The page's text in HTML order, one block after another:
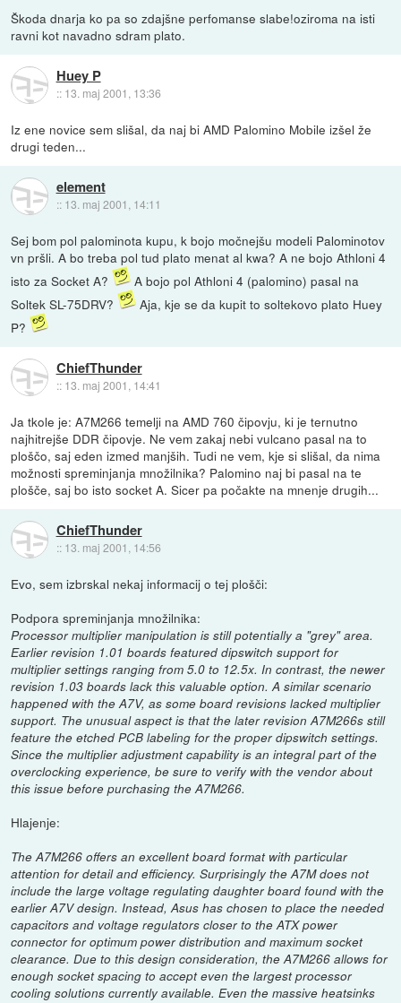
Škoda dnarja ko pa so zdajšne perfomanse slabe!oziroma na isti
ravni kot navadno sdram plato.
Huey P
:: 13. maj 2001, 13:36
Iz ene novice sem slišal, da naj bi AMD Palomino Mobile izšel že
drugi teden...
element
:: 13. maj 2001, 14:11
Sej bom pol palominota kupu, k bojo močnejšu modeli Palominotov
vn pršli. A bo treba pol tud plato menat al kwa? A ne bojo Athloni 4
isto za Socket A?
A bojo pol Athloni 4 (palomino) pasal na
Soltek SL-75DRV?
Aja, kje se da kupit to soltekovo plato Huey
P?
ChiefThunder
:: 13. maj 2001, 14:41
Ja tkole je: A7M266 temelji na AMD 760 čipovju, ki je ternutno
najhitrejše DDR čipovje. Ne vem zakaj nebi vulcano pasal na to
ploščo, saj eden izmed manjših. Tudi ne vem, kje si slišal, da nima
možnosti spreminjanja množilnika? Palomino naj bi pasal na te
plošče, saj bo isto socket A. Sicer pa počakte na mnenje drugih...
ChiefThunder
:: 13. maj 2001, 14:56
Evo, sem izbrskal nekaj informacij o tej plošči:
Podpora spreminjanja množilnika:
Processor multiplier manipulation is still potentially a "grey" area.
Earlier revision 1.01 boards featured dipswitch support for
multiplier settings ranging from 5.0 to 12.5x. In contrast, the newer
revision 1.03 boards lack this valuable option. A similar scenario
happened with the A7V, as some board revisions lacked multiplier
support. The unusual aspect is that the later revision A7M266s still
feature the etched PCB labeling for the proper dipswitch settings.
Since the multiplier adjustment capability is an integral part of the
overclocking experience, be sure to verify with the vendor about
this issue before purchasing the A7M266.
Hlajenje:
The A7M266 offers an excellent board format with particular
attention for detail and efficiency. Surprisingly the A7M does not
include the large voltage regulating daughter board found with the
earlier A7V design. Instead, Asus has chosen to place the needed
capacitors and voltage regulators closer to the ATX power
connector for optimum power distribution and maximum socket
clearance. Due to this design consideration, the A7M266 allows for
enough socket spacing to accept even the largest processor
cooling solutions currently available. Even the massive heatsinks